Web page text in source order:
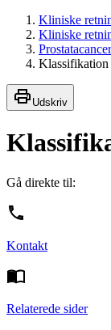
Kliniske
Kliniske
Prostatacancer
Klassifikation
Udskriv
Gå direkte til:
Kontakt
Relaterede sider